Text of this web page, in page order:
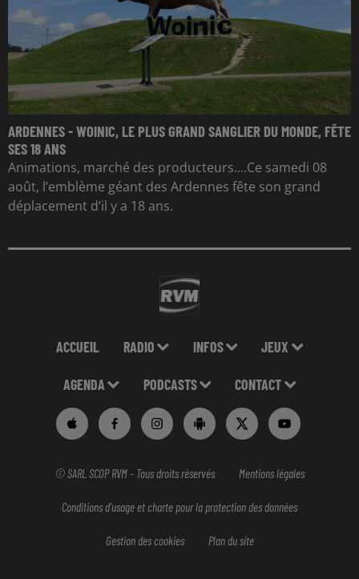
ARDENNES - WOINIC, LE PLUS GRAND SANGLIER DU MONDE, FÊTE
SES 18 ANS
Animations, marché des producteurs....Ce samedi 08
août, l’emblème géant des Ardennes fête son grand
déplacement d’il y a 18 ans.
ACCUEIL RADIO INFOS JEUX
AGENDA PODCASTS CONTACT
© SARL SCOP RVM - Tous droits réservés Mentions légales
Conditions d'usage et charte pour la protection des données
Gestion des cookies Plan du site